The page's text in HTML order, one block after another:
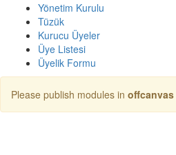
Yönetim Kurulu
Tüzük
Kurucu Üyeler
Üye Listesi
Üyelik Formu
Please publish modules in offcanvas